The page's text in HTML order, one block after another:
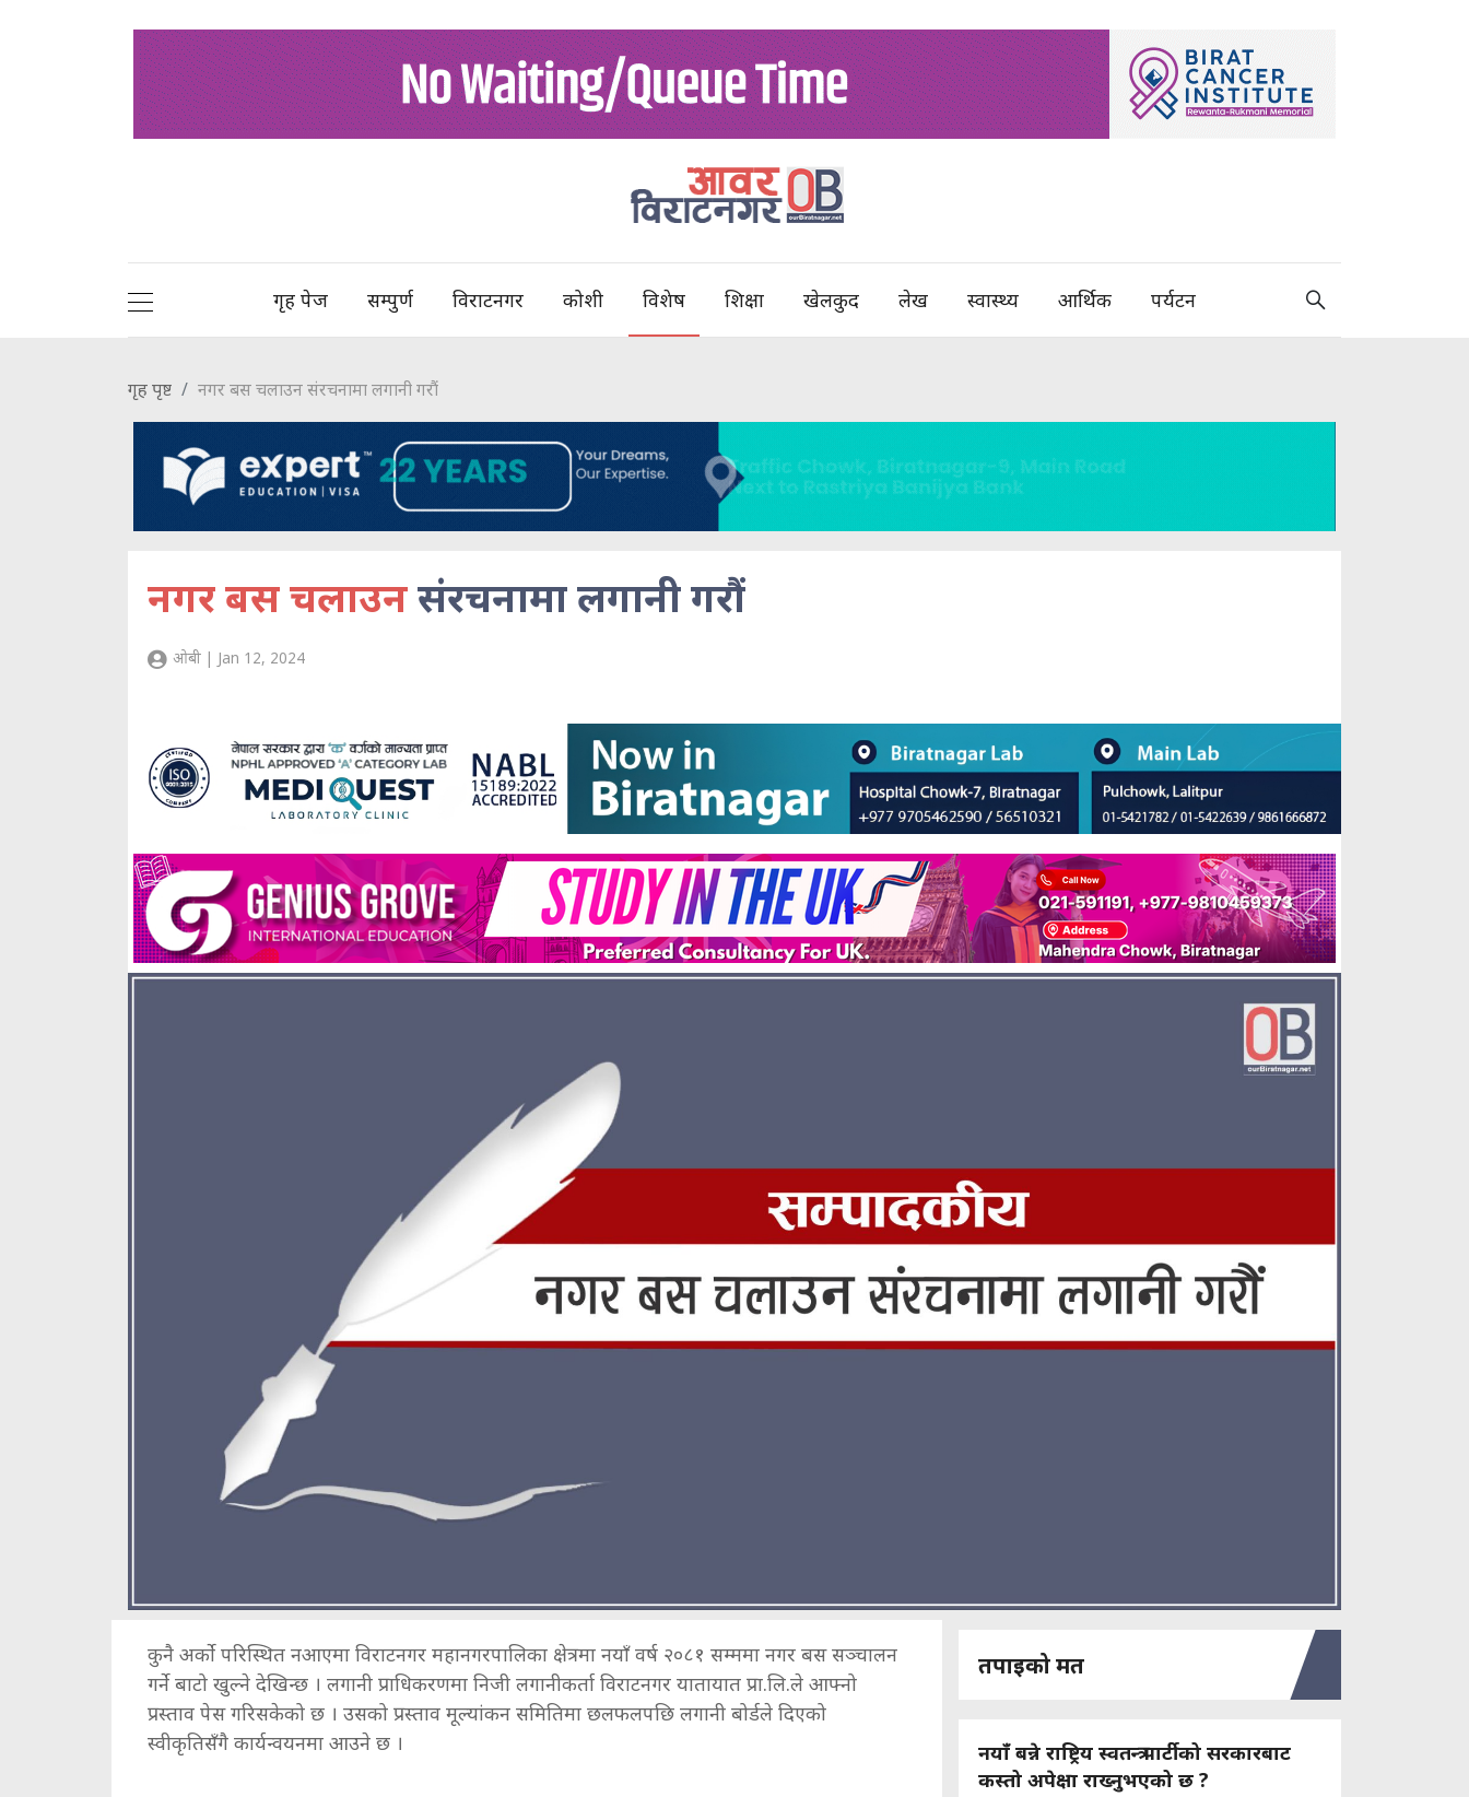
गृह पेज सम्पुर्ण विराटनगर कोशी विशेष शिक्षा खेलकुद लेख स्वास्थ्य आर्थिक पर्यटन
गृह पृष्ट नगर बस चलाउन संरचनामा लगानी गरौं
नगर बस चलाउनसंरचनामा लगानी गरौं
ओबी | Jan 12, 2024
कुनै अर्को परिस्थित नआएमा विराटनगर महानगरपालिका क्षेत्रमा नयाँ वर्ष २०८१ सम्ममा नगर बस सञ्चालन
गर्ने बाटो खुल्ने देखिन्छ । लगानी प्राधिकरणमा निजी लगानीकर्ता विराटनगर यातायात प्रा.लि.ले आफ्नो
प्रस्ताव पेस गरिसकेको छ । उसको प्रस्ताव मूल्यांकन समितिमा छलफलपछि लगानी बोर्डले दिएको
स्वीकृतिसँगै कार्यन्वयनमा आउने छ ।
तपाइको मत
नयाँ बन्ने राष्ट्रिय स्वतन्त्र पार्टीको सरकारबाट
कस्तो अपेक्षा राख्नुभएको छ ?